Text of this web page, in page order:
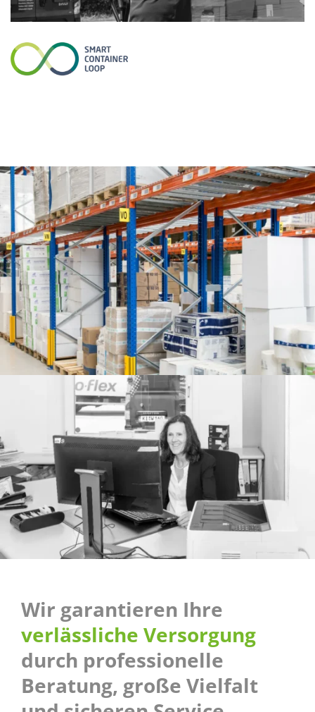
Wir garantieren Ihre
verlässliche Versorgung
durch professionelle
Beratung, große Vielfalt